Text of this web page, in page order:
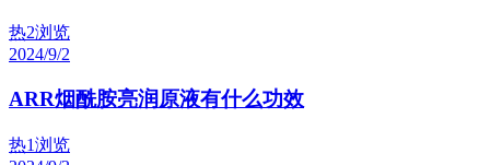
热2浏览
2024/9/2
ARR烟酰胺亮润原液有什么功效
热1浏览